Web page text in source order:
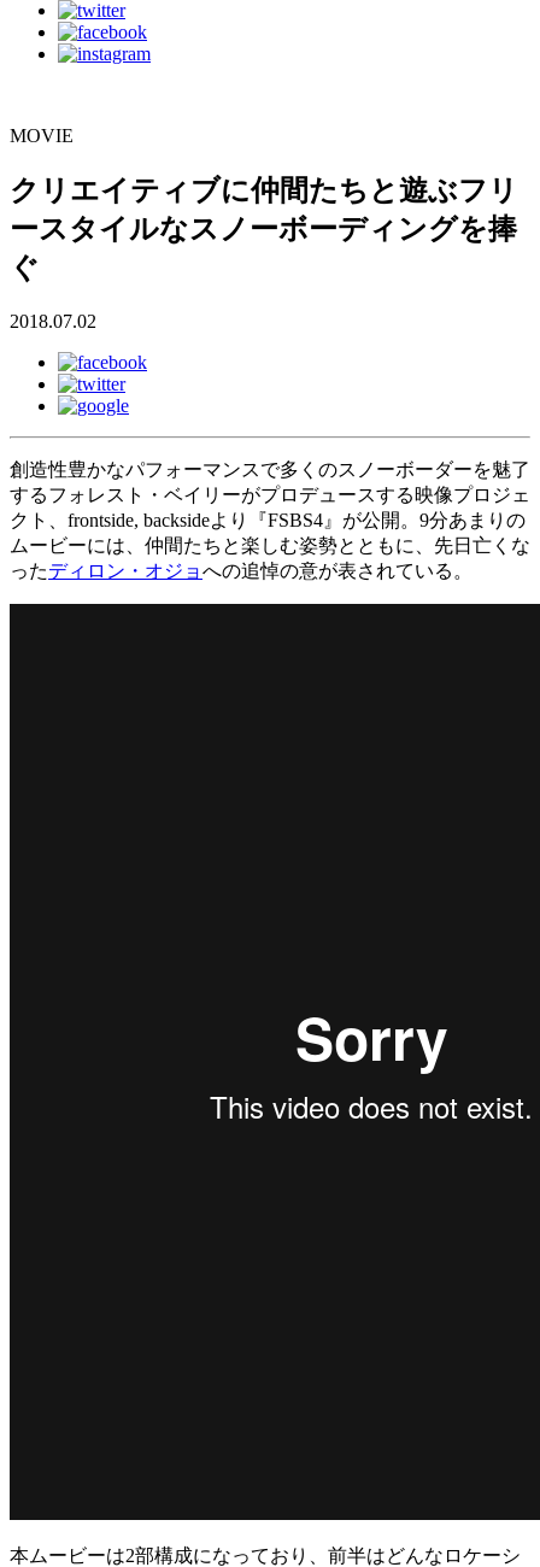
MOVIE
クリエイティブに仲間たちと遊ぶフリ
ースタイルなスノーボーディングを捧
ぐ
2018.07.02
創造性豊かなパフォーマンスで多くのスノーボーダーを魅了
するフォレスト・ベイリーがプロデュースする映像プロジェ
クト、frontside, backsideより『FSBS4』が公開。9分あまりの
ムービーには、仲間たちと楽しむ姿勢とともに、先日亡くな
ったディロン・オジョへの追悼の意が表されている。
本ムービーは2部構成になっており、前半はどんなロケーシ